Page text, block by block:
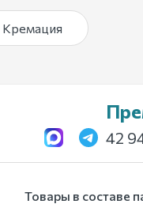
Кремация
42
Товары в составе